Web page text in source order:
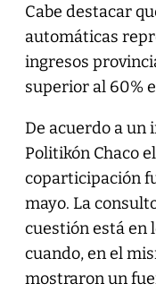
Cabe destacar
automáticas
ingresos
superior al 60%
De acuerdo a un
Politikón Chaco
coparticipación
mayo. La
cuestión está en
cuando, en el
mostraron un